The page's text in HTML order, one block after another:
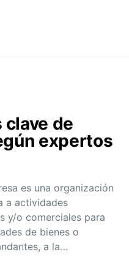
de
expertos
es una organización
a actividades
y/o comerciales para
de bienes o
a la…